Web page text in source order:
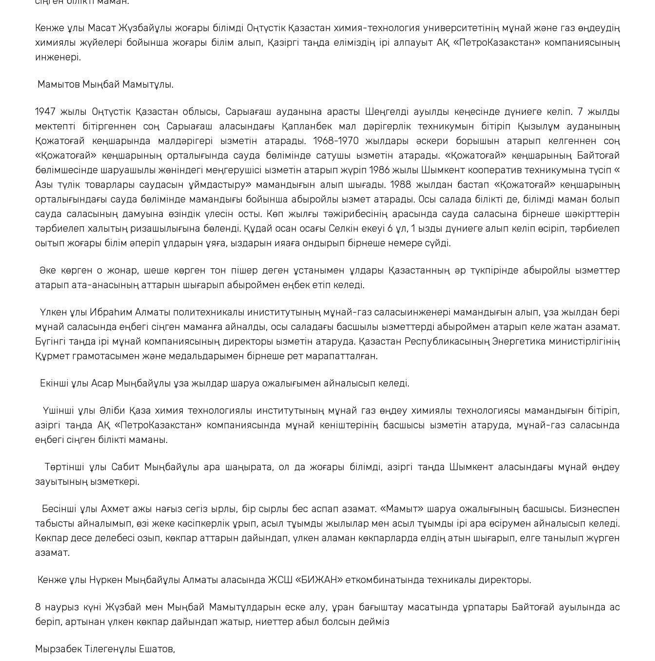
Кенже ұлы Мақсат Жүзбайұлы жоғары білімді Оңтүстік Қазақстан химия-технология университетінің мұнай және газ өңдеудің
химиялық жүйелері бойынша жоғары білім алып, Қазіргі таңда еліміздің ірі алпауыт АҚ «ПетроКазакстан» компаниясының
инженері.
Мамытов Мыңбай Мамытұлы.
1947 жылы Оңтүстік Қазақстан облысы, Сарыағаш ауданына қарасты Шеңгелді ауылдық кеңесінде дүниеге келіп. 7 жылдық
мектепті бітіргеннен соң Сарыағаш қаласындағы Қапланбек мал дәрігерлік техникумын бітіріп Қызылқұм ауданының
Қожатоғай кеңшарында малдәрігері қызметін атқарады. 1968-1970 жылдары әскери борышын атқарып келгеннен соң
«Қожатоғай» кеңшарының орталығында сауда бөлімінде сатушы қызметін атқарады. «Қожатоғай» кеңшарының Байтоғай
бөлімшесінде шаруашылық жөніндегі меңгерушісі қызметін атқарып жүріп 1986 жылы Шымкент кооператив техникумына түсіп «
Азық түлік товарлары саудасын ұймдастыру» мамандығын алып шығады. 1988 жылдан бастап «Қожатоғай» кеңшарының
орталығындағы сауда бөлімінде мамандығы бойынша абыройлы қызмет атқарады. Осы салада білікті де, білімді маман болып
сауда саласының дамуына өзіндік үлесін қосты. Көп жылғы тәжірибесінің арқасында сауда саласына бірнеше шәкірттерін
тәрбиелеп халықтың ризашылығына бөленді. Құдай осқан қосағы Селкін екеуі 6 ұл, 1 қызды дүниеге алып келіп өсіріп, тәрбиелеп
оқытып жоғары білім әперіп ұлдарын ұяға, қыздарын қияаға қондырып бірнеше немере сүйді.
Әке көрген оқ жонар, шеше көрген тон пішер деген ұстанымен ұлдары Қазақстанның әр түкпірінде абыройлы қызметтер
атқарып ата-анасының аттарын шығарып абыроймен еңбек етіп келеді.
Үлкен ұлы Ибраһим Алматы политехникалық иниститутының мұнай-газ саласыинженері мамандығын алып, ұзақ жылдан бері
мұнай саласында еңбегі сіңген маманға айналды, осы саладағы басшылық қызметтерді абыроймен атқарып келе жатқан азамат.
Бүгінгі таңда ірі мұнай компаниясының директоры қызметін атқаруда. Қазақстан Республикасының Энергетика министірлігінің
Құрмет грамотасымен және медальдарымен бірнеше рет марапатталған.
Екінші ұлы Асқар Мыңбайұлы ұзақ жылдар шаруа қожалығымен айналысып келеді.
Үшінші ұлы Әліби Қазақ химия технологиялық институтының мұнай газ өңдеу химиялық технологиясы мамандығын бітіріп,
қазіргі таңда АҚ «ПетроКазакстан» компаниясында мұнай кеніштерінің басшысы қызметін атқаруда, мұнай-газ саласында
еңбегі сіңген білікті маманы.
Төртінші ұлы Сабит Мыңбайұлы қара шаңырақта, ол да жоғары білімді, қазіргі таңда Шымкент қаласындағы мұнай өңдеу
зауытының қызметкері.
Бесінші ұлы Ахмет қажы нағыз сегіз қырлы, бір сырлы бес аспап азамат. «Мамыт» шаруа қожалығының басшысы. Бизнеспен
табысты айналымып, өзі жеке кәсіпкерлік құрып, асыл тұқымды жылқылар мен асыл тұқымды ірі қара өсірумен айналысып келеді.
Көкпар десе делебесі қозып, көкпар аттарын дайындап, үлкен аламан көкпарларда елдің атын шығарып, елге танылып жүрген
азамат.
Кенже ұлы Нүркен Мыңбайұлы Алматы қаласында ЖСШ «БИЖАН» еткомбинатында техникалық директоры.
8 наурыз күні Жүзбай мен Мыңбай Мамытұлдарын еске алу, құран бағыштау мақсатында ұрпақтары Байтоғай ауылында ас
беріп, артынан үлкен көкпар дайындап жатыр, ниеттер қабыл болсын дейміз
Мырзабек Тілегенұлы Ешатов,